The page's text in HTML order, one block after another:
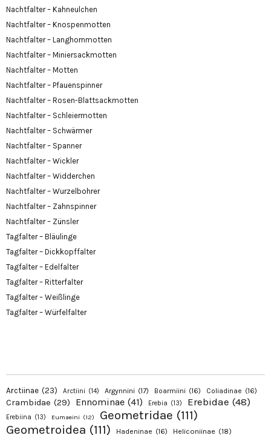
Nachtfalter – Kahneulchen
Nachtfalter – Knospenmotten
Nachtfalter – Langhornmotten
Nachtfalter – Miniersackmotten
Nachtfalter – Motten
Nachtfalter – Pfauenspinner
Nachtfalter – Rosen-Blattsackmotten
Nachtfalter – Schleiermotten
Nachtfalter – Schwärmer
Nachtfalter – Spanner
Nachtfalter – Wickler
Nachtfalter – Widderchen
Nachtfalter – Wurzelbohrer
Nachtfalter – Zahnspinner
Nachtfalter – Zünsler
Tagfalter – Bläulinge
Tagfalter – Dickkopffalter
Tagfalter – Edelfalter
Tagfalter – Ritterfalter
Tagfalter – Weißlinge
Tagfalter – Würfelfalter
Arctiinae (23) Arctiini (14) Argynnini (17) Boarmiini (16) Coliadinae (16)
Crambidae (29) Ennominae (41) Erebia (13) Erebidae (48)
Erebiina (13) Eumaeini (12) Geometridae (111)
Geometroidea (111) Hadeninae (16) Heliconiinae (18)